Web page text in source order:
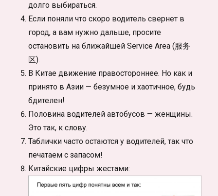
долго выбираться.
Если поняли что скоро водитель свернет в
город, а вам нужно дальше, просите
остановить на ближайшей Service Area (服务
区).
В Китае движение правостороннее. Но как и
принято в Азии — безумное и хаотичное, будь
бдителен!
Половина водителей автобусов — женщины.
Это так, к слову.
Таблички часто остаются у водителей, так что
печатаем с запасом!
Китайские цифры жестами: